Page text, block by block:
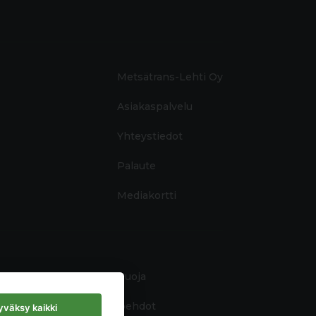
Metsätrans-Lehti Oy
Asiakaspalvelu
Yhteystiedot
Palaute
Mediakortti
Tietosuoja
Käyttöehdot
kaikki